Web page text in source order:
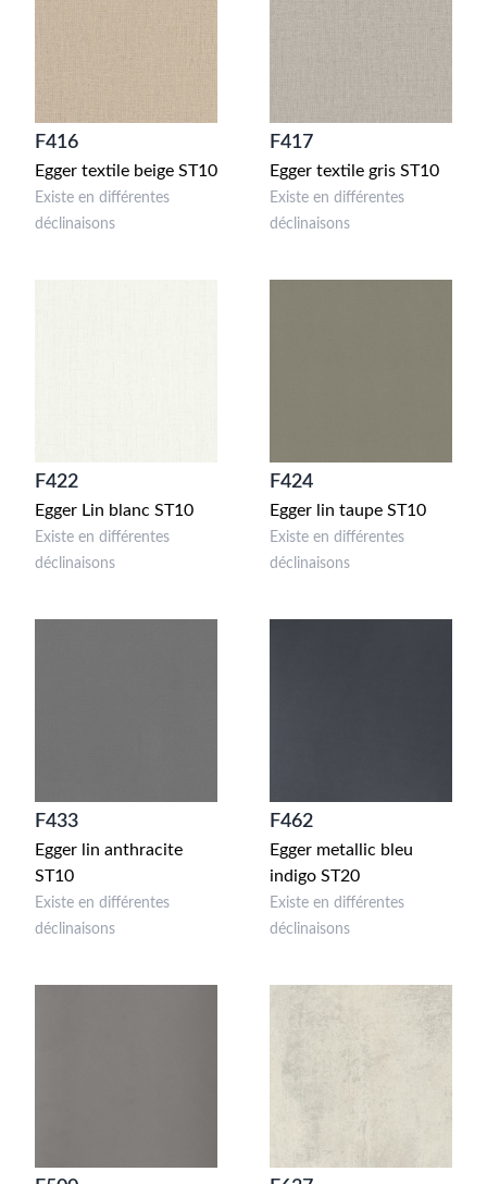
F416
Egger textile beige ST10
Existe en différentes
déclinaisons
F417
Egger textile gris ST10
Existe en différentes
déclinaisons
F422
Egger Lin blanc ST10
Existe en différentes
déclinaisons
F424
Egger lin taupe ST10
Existe en différentes
déclinaisons
F433
Egger lin anthracite
ST10
Existe en différentes
déclinaisons
F462
Egger metallic bleu
indigo ST20
Existe en différentes
déclinaisons